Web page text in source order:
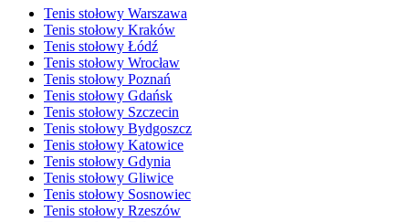
Tenis stołowy Warszawa
Tenis stołowy Kraków
Tenis stołowy Łódź
Tenis stołowy Wrocław
Tenis stołowy Poznań
Tenis stołowy Gdańsk
Tenis stołowy Szczecin
Tenis stołowy Bydgoszcz
Tenis stołowy Katowice
Tenis stołowy Gdynia
Tenis stołowy Gliwice
Tenis stołowy Sosnowiec
Tenis stołowy Rzeszów